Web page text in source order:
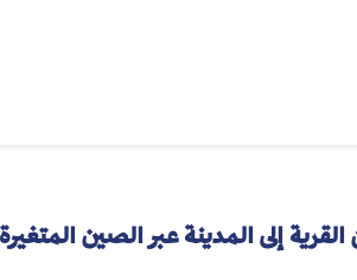
إلى المدينة عبر الصين المتغيرة